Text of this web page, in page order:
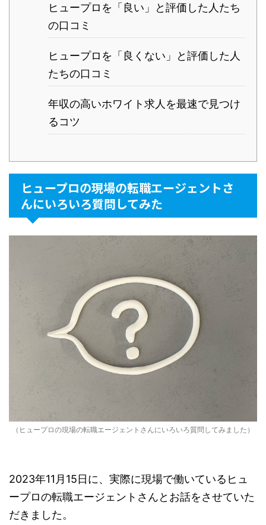
ヒュープロを「良い」と評価した人たち
の口コミ
ヒュープロを「良くない」と評価した人
たちの口コミ
年収の高いホワイト求人を最速で見つけ
るコツ
ヒュープロの現場の転職エージェントさ
んにいろいろ質問してみた
（ヒュープロの現場の転職エージェントさんにいろいろ質問してみました）
2023年11月15日に、実際に現場で働いているヒュ
ープロの転職エージェントさんとお話をさせていた
だきました。